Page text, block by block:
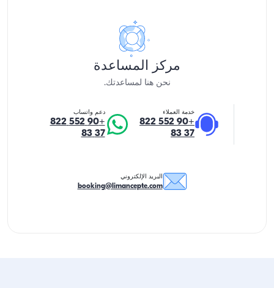
مركز المساعدة
نحن هنا لمساعدتك.
خدمة العملاء
+90 552 822
37 83
دعم واتساب
+90 552 822
37 83
البريد الإلكتروني
booking@limancepte.com